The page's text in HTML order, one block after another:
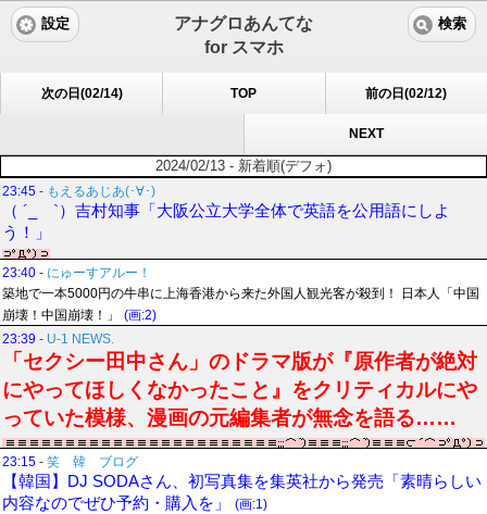
アナグロあんてな
for スマホ
設定 検索
次の日(02/14) TOP 前の日(02/12)
NEXT
2024/02/13 - 新着順(デフォ)
23:45 - もえるあじあ(･∀･)
（ ´_ゝ`）吉村知事「大阪公立大学全体で英語を公用語にしよ
う！」
23:40 - にゅーすアルー！
築地で一本5000円の牛串に上海香港から来た外国人観光客が殺到！ 日本人「中国
崩壊！中国崩壊！」
(画:2)
23:39 - U-1 NEWS.
「セクシー田中さん」のドラマ版が『原作者が絶対
にやってほしくなかったこと』をクリティカルにや
っていた模様、漫画の元編集者が無念を語る……
23:15 - 笑 韓 ブログ
【韓国】DJ SODAさん、初写真集を集英社から発売「素晴らしい
内容なのでぜひ予約・購入を」
(画:1)